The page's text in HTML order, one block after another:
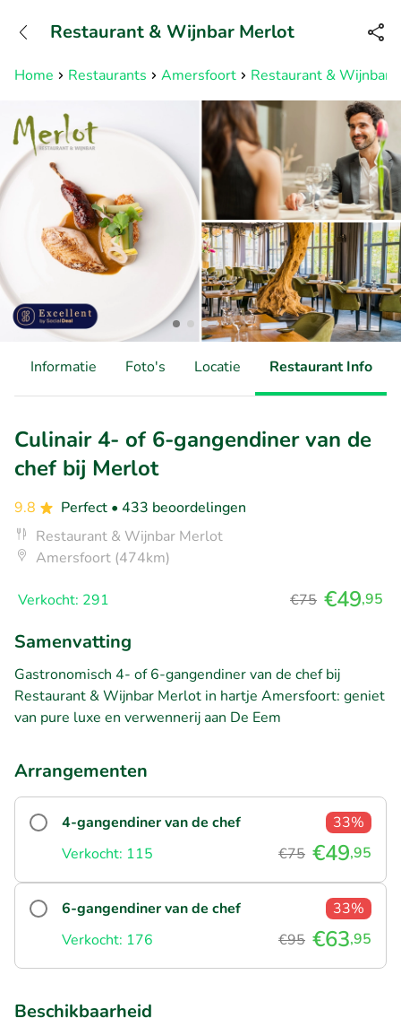
Bereikbaar tot 23:00 uur
Home Restaurants Amersfoort Restaurant & Wijnbar
Restaurant & Wijnbar Merlot
Informatie Foto's Locatie Restaurant Info
Culinair 4- of 6-gangendiner van de
chef bij Merlot
9.8 Perfect • 433 beoordelingen
Restaurant & Wijnbar Merlot
Amersfoort (474km)
Verkocht: 291 €75 €49,95
Samenvatting
Gastronomisch 4- of 6-gangendiner van de chef bij
Restaurant & Wijnbar Merlot in hartje Amersfoort: geniet
van pure luxe en verwennerij aan De Eem
Arrangementen
4-gangendiner van de chef
33%
Verkocht: 115
€75 €49,95
6-gangendiner van de chef
33%
Verkocht: 176
€95 €63,95
Beschikbaarheid